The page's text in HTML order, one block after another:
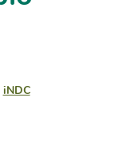
iNDC